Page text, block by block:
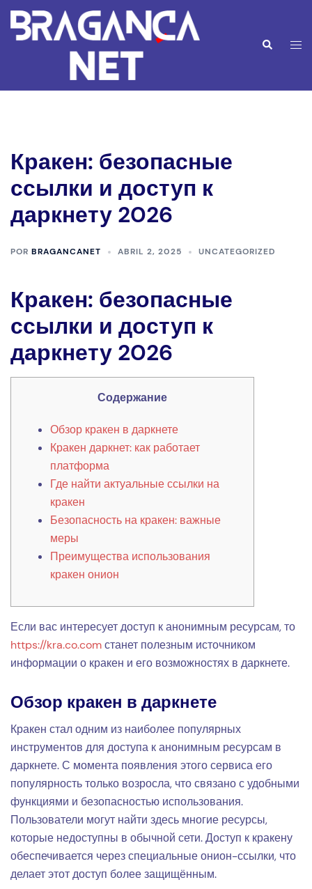
Saltar
para
Pesquisar
Кракен: безопасные
ссылки и доступ к
даркнету 2026
POR BRAGANCANET ABRIL 2, 2025 UNCATEGORIZED
Кракен: безопасные
ссылки и доступ к
даркнету 2026
Содержание
Обзор кракен в даркнете
Кракен даркнет: как работает
платформа
Где найти актуальные ссылки на
кракен
Безопасность на кракен: важные
меры
Преимущества использования
кракен онион
Если вас интересует доступ к анонимным ресурсам, то
https://kra.co.comстанет полезным источником
информации о кракен и его возможностях в даркнете.
Обзор кракен в даркнете
Кракен стал одним из наиболее популярных
инструментов для доступа к анонимным ресурсам в
даркнете. С момента появления этого сервиса его
популярность только возросла, что связано с удобными
функциями и безопасностью использования.
Пользователи могут найти здесь многие ресурсы,
которые недоступны в обычной сети. Доступ к кракену
обеспечивается через специальные онион-ссылки, что
делает этот доступ более защищённым.